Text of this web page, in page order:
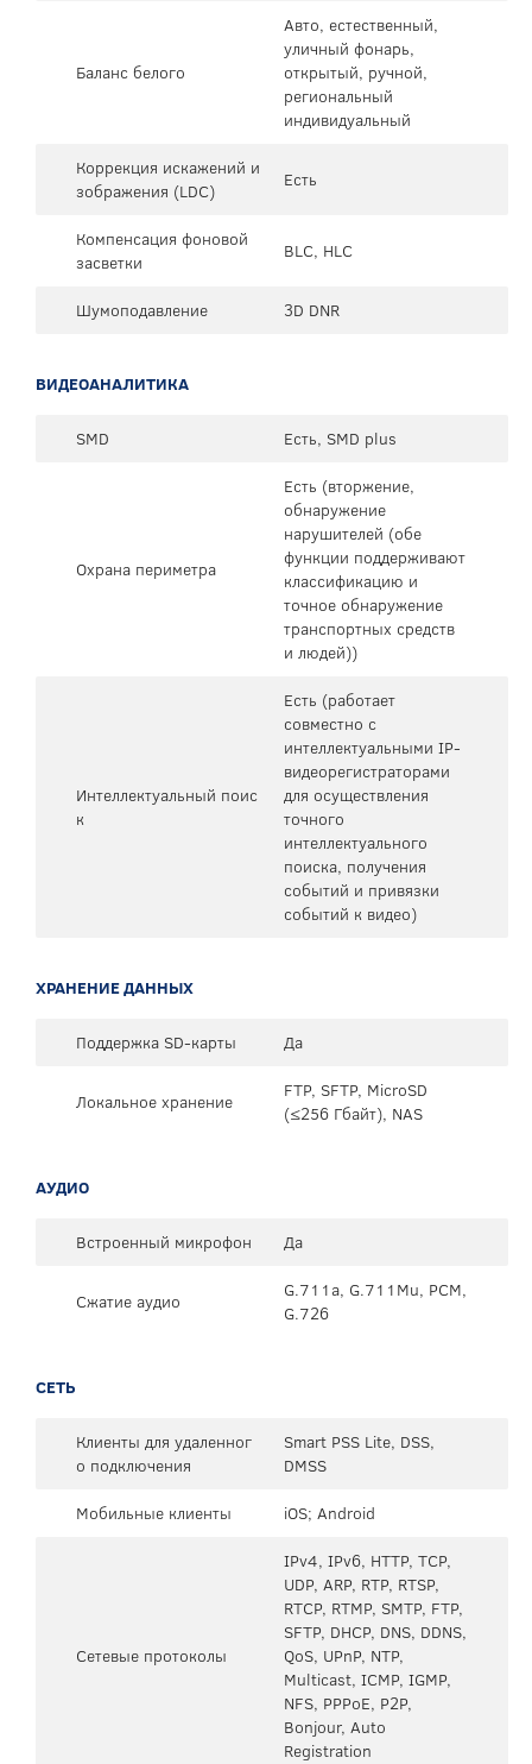
Баланс белого
Авто, естественный,
уличный фонарь,
открытый, ручной,
региональный
индивидуальный
Коррекция искажений и
зображения (LDC)
Есть
Компенсация фоновой
засветки
BLC, HLC
Шумоподавление 3D DNR
ВИДЕОАНАЛИТИКА
SMD Есть, SMD plus
Охрана периметра
Есть (вторжение,
обнаружение
нарушителей (обе
функции поддерживают
классификацию и
точное обнаружение
транспортных средств
и людей))
Интеллектуальный поис
к
Есть (работает
совместно с
интеллектуальными IP-
видеорегистраторами
для осуществления
точного
интеллектуального
поиска, получения
событий и привязки
событий к видео)
ХРАНЕНИЕ ДАННЫХ
Поддержка SD-карты Да
Локальное хранение
FTP, SFTP, MicroSD
(≤256 Гбайт), NAS
АУДИО
Встроенный микрофон Да
Сжатие аудио
G.711a, G.711Mu, PCM,
G.726
СЕТЬ
Клиенты для удаленног
о подключения
Smart PSS Lite, DSS,
DMSS
Мобильные клиенты
iOS; Android
Сетевые протоколы
IPv4, IPv6, HTTP, TCP,
UDP, ARP, RTP, RTSP,
RTCP, RTMP, SMTP, FTP,
SFTP, DHCP, DNS, DDNS,
QoS, UPnP, NTP,
Multicast, ICMP, IGMP,
NFS, PPPoE, P2P,
Bonjour, Auto
Registration